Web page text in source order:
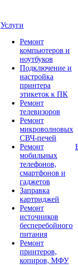
Услуги
Ремонт
компьютеров и
ноутбуков
Подключение и
настройка
принтера
этикеток к ПК
Ремонт
телевизоров
Ремонт
микроволновых
СВЧ-печей
Ремонт
мобильных
телефонов,
смартфонов и
гаджетов
Заправка
картриджей
Ремонт
источников
бесперебойного
питания
Ремонт
принтеров,
копиров, МФУ